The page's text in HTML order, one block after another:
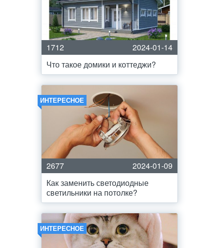
1712
2024-01-14
Что такое домики и коттеджи?
ИНТЕРЕСНОЕ
2677
2024-01-09
Как заменить светодиодные
светильники на потолке?
ИНТЕРЕСНОЕ